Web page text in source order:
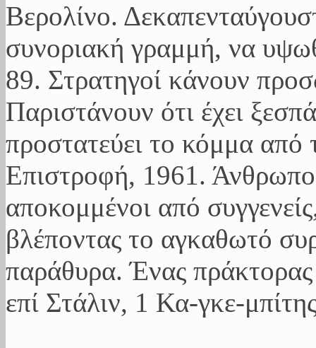
Βερολίνο.
συνοριακή γραμμή, να
89. Στρατηγοί κάνουν
Παριστάνουν ότι έχει
προστατεύει το κόμμα από
Επιστροφή, 1961.
αποκομμένοι από
βλέποντας το αγκαθωτό
παράθυρα. Ένας
επί Στάλιν, 1 Κα-γκε-